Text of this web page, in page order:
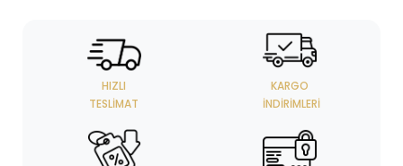
HIZLI
TESLIMAT
KARGO
İNDIRIMLERI